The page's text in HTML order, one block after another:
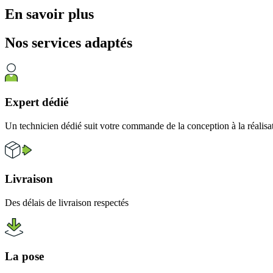
En savoir plus
Nos services adaptés
Expert dédié
Un technicien dédié suit votre commande de la conception à la
Livraison
Des délais de livraison respectés
La pose